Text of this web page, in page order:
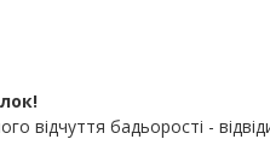
відчуття бадьорості -